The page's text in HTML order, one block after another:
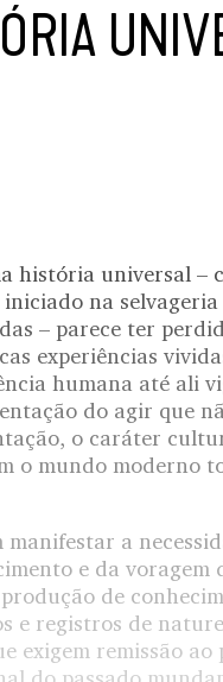
história universal –
na
– parece ter
experiências
humana até ali
do agir que
o caráter
o mundo moderno
a
e da voragem
de
e registros de
exigem remissão ao